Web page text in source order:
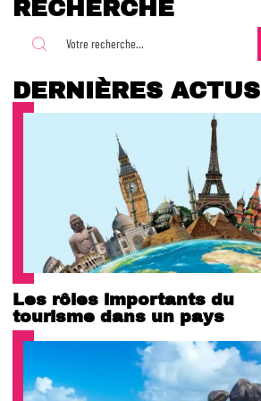
RECHERCHE
DERNIÈRES ACTUS
Les rôles importants du
tourisme dans un pays